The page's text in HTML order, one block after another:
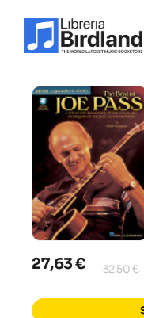
27,63 € 32,50 €